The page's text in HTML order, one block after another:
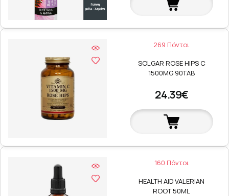
269 Πόντοι
SOLGAR ROSE HIPS C
1500MG 90TAB
24.39€
160 Πόντοι
HEALTH AID VALERIAN
ROOT 50ML